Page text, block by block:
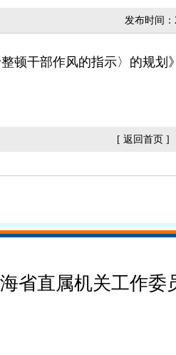
发布时间：
干部作风的指示〉的规划
[ 返回首页 ]
省直属机关工作委